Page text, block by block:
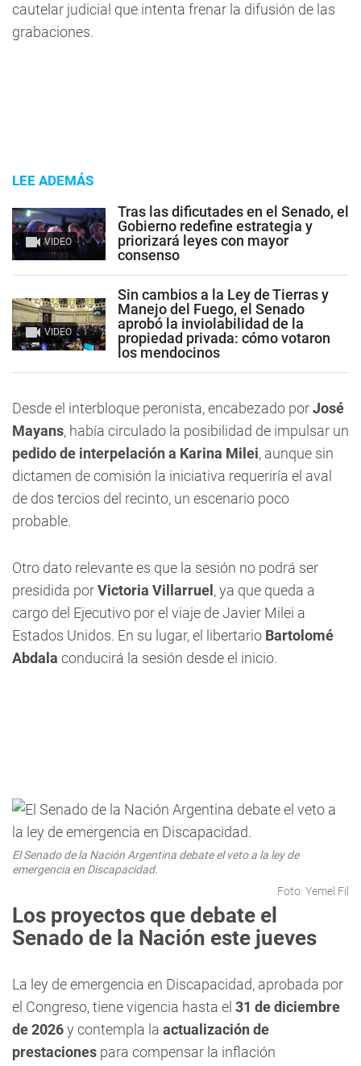
cautelar judicial que intenta frenar la difusión de las
grabaciones.
LEE ADEMÁS
VIDEO
Tras las dificutades en el Senado, el
Gobierno redefine estrategia y
priorizará leyes con mayor
consenso
VIDEO
Sin cambios a la Ley de Tierras y
Manejo del Fuego, el Senado
aprobó la inviolabilidad de la
propiedad privada: cómo votaron
los mendocinos
Desde el interbloque peronista, encabezado porJosé
Mayans, había circulado la posibilidad de impulsar un
pedido de interpelación a Karina Milei, aunque sin
dictamen de comisión la iniciativa requeriría el aval
de dos tercios del recinto, un escenario poco
probable.
Otro dato relevante es que la sesión no podrá ser
presidida porVictoria Villarruel , ya que queda a
cargo del Ejecutivo por el viaje de Javier Milei a
Estados Unidos. En su lugar, el libertario Bartolomé
Abdala conducirá la sesión desde el inicio.
El Senado de la Nación Argentina debate el veto a la ley de
emergencia en Discapacidad.
Foto: Yemel Fil
Los proyectos que debate el
Senado de la Nación este jueves
La ley de emergencia en Discapacidad, aprobada por
el Congreso, tiene vigencia hasta el 31 de diciembre
de 2026y contempla la actualización de
prestaciones para compensar la inflación